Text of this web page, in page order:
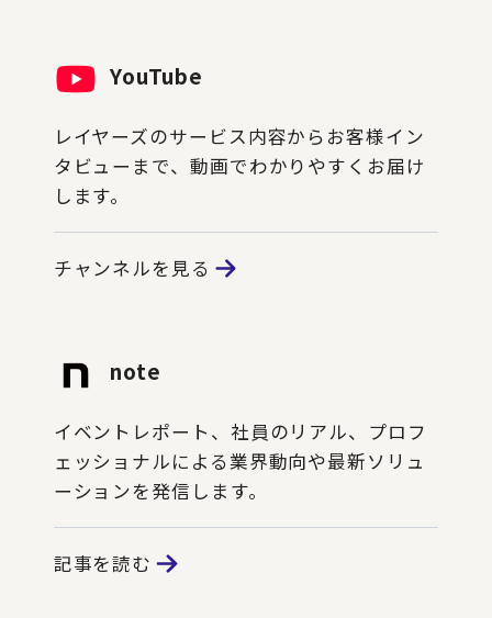
YouTube
レイヤーズのサービス内容からお客様イン
タビューまで、動画でわかりやすくお届け
します。
チャンネルを見る
note
イベントレポート、社員のリアル、プロフ
ェッショナルによる業界動向や最新ソリュ
ーションを発信します。
記事を読む